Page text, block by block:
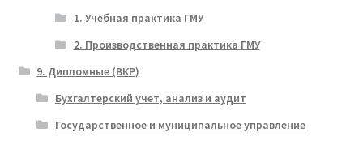
1. Учебная практика ГМУ
2. Производственная практика ГМУ
9. Дипломные (ВКР)
Бухгалтерский учет, анализ и аудит
Государственное и муниципальное управление